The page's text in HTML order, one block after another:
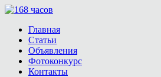
Главная
Статьи
Объявления
Фотоконкурс
Контакты